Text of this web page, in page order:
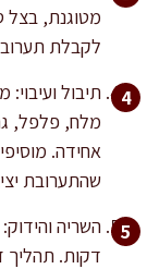
מטוגנת, בצל
לקבלת
תיבול
מלח, פלפל,
אחידה.
שהתערובת
דקות. תהליך